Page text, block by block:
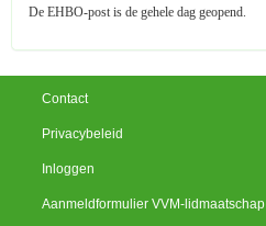
De EHBO-post is de gehele dag geopend.
Contact
Privacybeleid
Inloggen
Aanmeldformulier VVM-lidmaatschap